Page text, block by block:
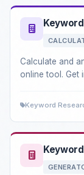
Calculate and
online tool. Get
Keyword